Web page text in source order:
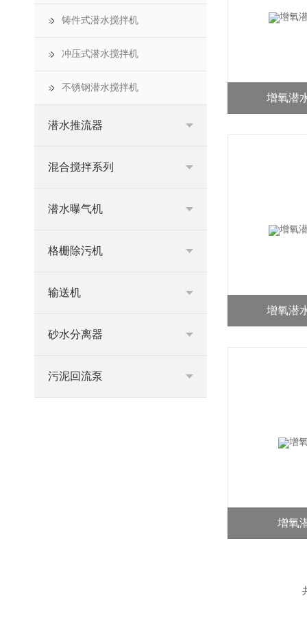
铸件式潜水搅拌机
冲压式潜水搅拌机
不锈钢潜水搅拌机
潜水推流器
混合搅拌系列
潜水曝气机
格栅除污机
输送机
砂水分离器
污泥回流泵
增氧潜
增氧潜
增氧